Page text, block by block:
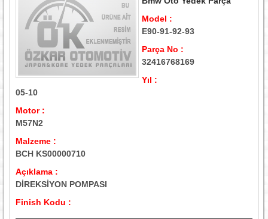
Model :
E90-91-92-93
Parça No :
32416768169
Yıl :
05-10
Motor :
M57N2
Malzeme :
BCH KS00000710
Açıklama :
DİREKSİYON POMPASI
Finish Kodu :